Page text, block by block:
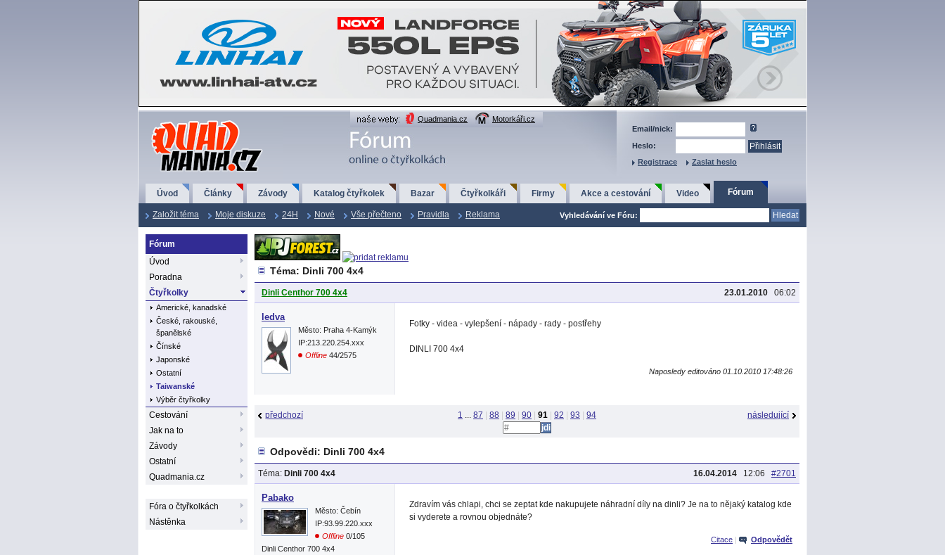
QuadMania.cz Quadmania.cz
Motorkáři.cz
Email/nick:
Heslo:
Registrace
Zaslat heslo
Úvod Články Závody Katalog čtyřkolek Bazar Čtyřkolkáři Firmy Akce a cestování Video Fórum
Založit téma Moje diskuze 24H Nové Vše přečteno Pravidla Reklama Vyhledávání ve Fóru:
Fórum
Úvod
Poradna
Čtyřkolky
Americké, kanadské
České, rakouské,
španělské
Čínské
Japonské
Ostatní
Taiwanské
Výběr čtyřkolky
Cestování
Jak na to
Závody
Ostatní
Quadmania.cz
Fóra o čtyřkolkách
Nástěnka
Téma: Dinli 700 4x4
23.01.2010 06:02
Dinli Centhor 700 4x4
ledva
Město: Praha 4-Kamýk
IP:213.220.254.xxx
Offline 44/2575
Fotky - videa - vylepšení - nápady - rady - postřehy
DINLI 700 4x4
Naposledy editováno 01.10.2010 17:48:26
předchozí následující
1 ... 87 88 89 90 91 92 93 94
Odpovědi: Dinli 700 4x4
16.04.2014 12:06 #2701
Téma: Dinli 700 4x4
Pabako
Město: Čebín
IP:93.99.220.xxx
Offline 0/105
Dinli Centhor 700 4x4
Zdravím vás chlapi, chci se zeptat kde nakupujete náhradní díly na dinli? Je na to nějaký katalog kde
si vyderete a rovnou objednáte?
Citace | Odpovědět